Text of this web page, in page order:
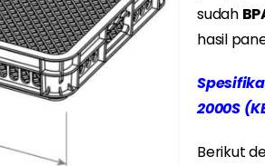
sudah
hasil
2000S
Berikut